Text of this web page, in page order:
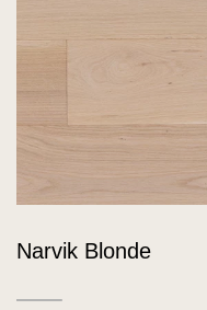
Narvik Blonde